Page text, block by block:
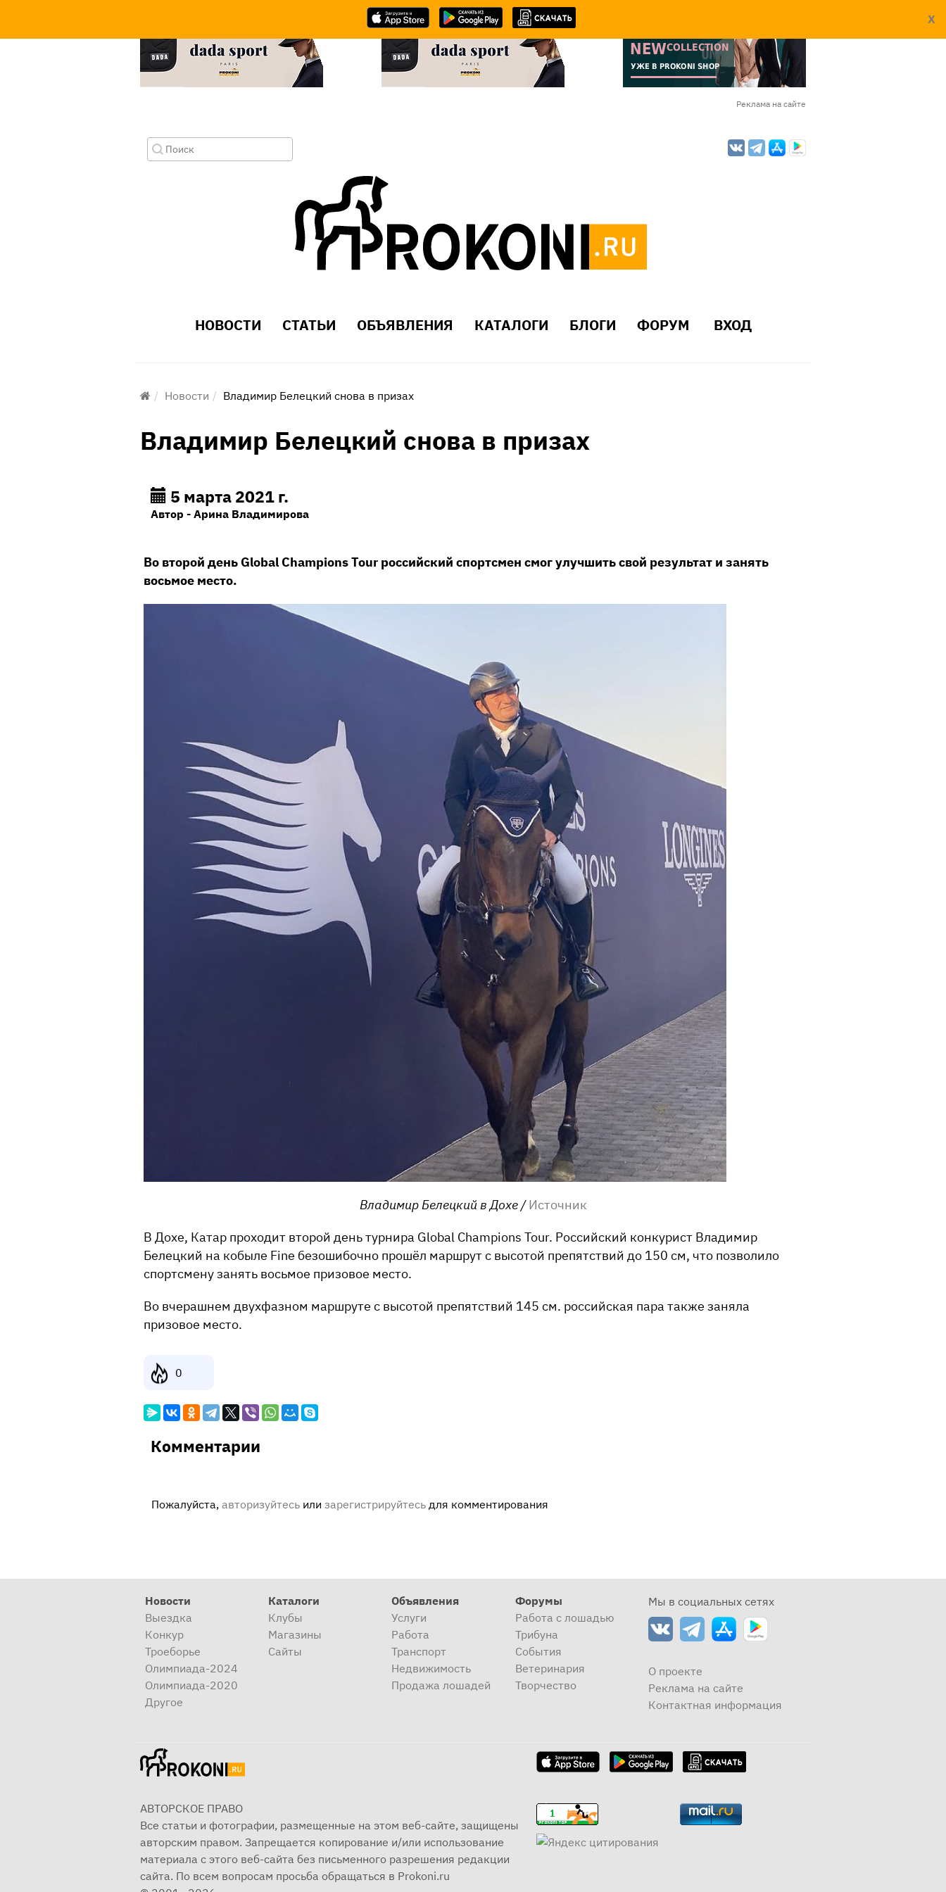
X
Реклама на сайте
НОВОСТИ СТАТЬИ ОБЪЯВЛЕНИЯ КАТАЛОГИ БЛОГИ ФОРУМ ВХОД
Новости Владимир Белецкий снова в призах
Владимир Белецкий снова в призах
5 марта 2021 г.
Автор - Арина Владимирова
Во второй день Global Champions Tour российский спортсмен смог улучшить свой результат и занять
восьмое место.
Владимир Белецкий в Дохе /Источник
В Дохе, Катар проходит второй день турнира Global Champions Tour. Российский конкурист Владимир
Белецкий на кобыле Fine безошибочно прошёл маршрут с высотой препятствий до 150 см, что позволило
спортсмену занять восьмое призовое место.
Во вчерашнем двухфазном маршруте с высотой препятствий 145 см. российская пара также заняла
призовое место.
0
Комментарии
Пожалуйста, авторизуйтесь или зарегистрируйтесь для комментирования
Новости
Выездка
Конкур
Троеборье
Олимпиада-2024
Олимпиада-2020
Другое
Каталоги
Клубы
Магазины
Сайты
Объявления
Услуги
Работа
Транспорт
Недвижимость
Продажа лошадей
Форумы
Работа с лошадью
Трибуна
События
Ветеринария
Творчество
Мы в социальных сетях
О проекте
Реклама на сайте
Контактная информация
АВТОРСКОЕ ПРАВО
Все статьи и фотографии, размещенные на этом веб-сайте, защищены
авторским правом. Запрещается копирование и/или использование
материала с этого веб-сайта без письменного разрешения редакции
сайта. По всем вопросам просьба обращаться в Prokoni.ru